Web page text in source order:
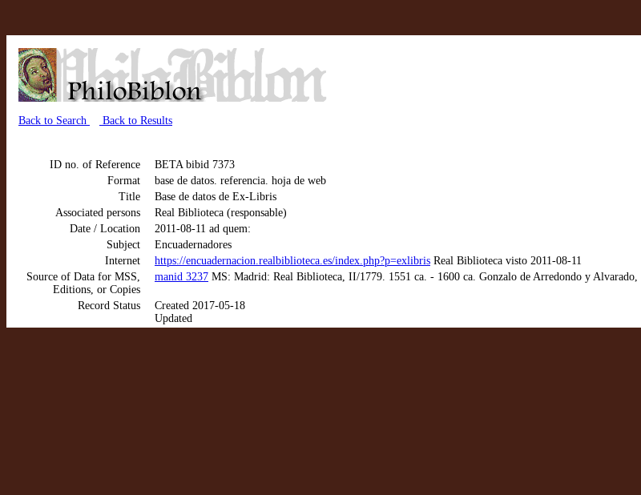
Back to Search Back to Results
ID no. of Reference
BETA bibid 7373
Format
base de datos. referencia. hoja de web
Title
Base de datos de Ex-Libris
Associated persons
Real Biblioteca (responsable)
Date / Location
2011-08-11 ad quem:
Subject
Encuadernadores
Internet
https://encuadernacion.realbiblioteca.es/index.php?p=exlibris Real Biblioteca visto 2011-08-11
Source of Data for MSS,
Editions, or Copies
manid 3237 MS: Madrid: Real Biblioteca, II/1779. 1551 ca. - 1600 ca. Gonzalo de Arredondo y Alvarado,
Record Status
Created 2017-05-18
Updated